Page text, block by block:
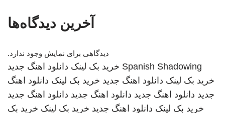
آخرین دیدگاه‌ها
دیدگاهی برای نمایش وجود ندارد.
Spanish Shadowing خرید بک لینک دانلود اهنگ جدید
خرید بک لینک دانلود اهنگ جدید خرید بک لینک دانلود اهنگ
جدید دانلود اهنگ جدید دانلود اهنگ جدید دانلود اهنگ جدید
خرید بک لینک دانلود اهنگ جدید خرید بک لینک خرید بک